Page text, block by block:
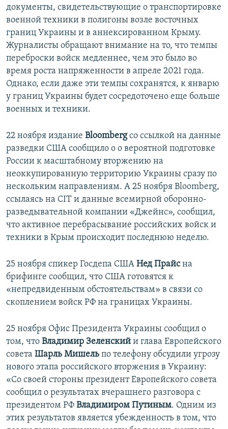
документы, свидетельствующие о транспортировке
военной техники в полигоны возле восточных
границ Украины и в аннексированном Крыму.
Журналисты обращают внимание на то, что темпы
переброски войск медленнее, чем это было во
время роста напряженности в апреле 2021 года.
Однако, если даже эти темпы сохранятся, к январю
у границ Украины будет сосредоточено еще больше
военных и техники.
22 ноября издание Bloombergсо ссылкой на данные
разведки США сообщило о о вероятной подготовке
России к масштабному вторжению на
неоккупированную территорию Украины сразу по
нескольким направлениям. А 25 ноября Bloomberg,
ссылаясь на CIT и данные всемирной оборонно-
разведывательной компании «Джейнс», сообщил,
что активное перебрасывание российских войск и
техники в Крым происходит последнюю неделю.
25 ноября спикер Госдепа США Нед Прайсна
брифинге сообщил, что США готовятся к
«непредвиденным обстоятельствам» в связи со
скоплением войск РФ на границах Украины.
25 ноября Офис Президента Украины сообщил о
том, что Владимир Зеленский и глава Европейского
совета Шарль Мишель по телефону обсудили угрозу
нового этапа российского вторжения в Украину:
«Со своей стороны президент Европейского совета
сообщил о результатах вчерашнего разговора с
президентом РФ Владимиром Путиным. Одним из
этих результатов является убежденность в том, что